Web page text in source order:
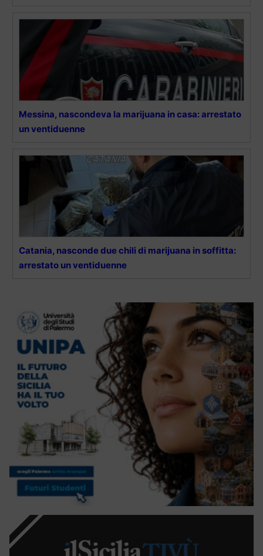
Messina, nascondeva la marijuana in casa: arrestato
un ventiduenne
Catania, nasconde due chili di marijuana in soffitta:
arrestato un ventiduenne